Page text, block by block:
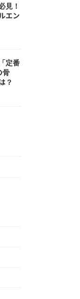
見！
エン
定番
骨
？